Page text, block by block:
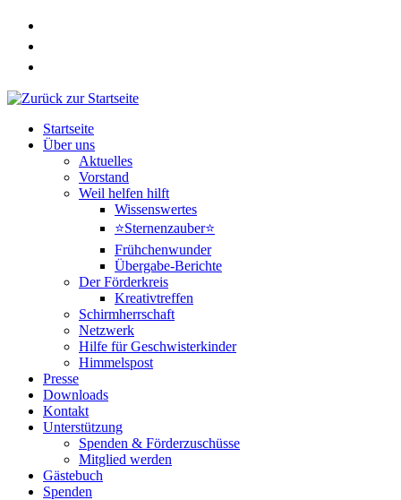
Zum
springen
Startseite
Über uns
Aktuelles
Vorstand
Weil helfen hilft
Wissenswertes
⭐Sternenzauber⭐
Frühchenwunder
Übergabe-Berichte
Der Förderkreis
Kreativtreffen
Schirmherrschaft
Netzwerk
Hilfe für Geschwisterkinder
Himmelspost
Presse
Downloads
Kontakt
Unterstützung
Spenden & Förderzuschüsse
Mitglied werden
Gästebuch
Spenden